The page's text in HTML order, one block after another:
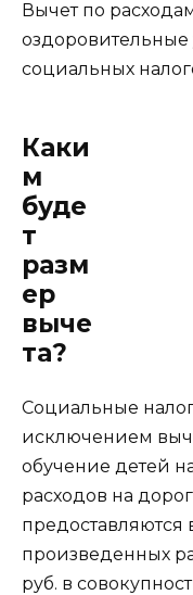
Вычет по
оздоровительные
социальных
Каки
м
буде
т
разм
ер
выче
та?
Социальные
исключением
обучение детей
расходов на
предоставляются
произведенных
руб. в